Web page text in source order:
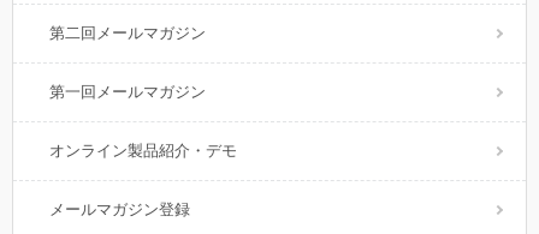
第二回メールマガジン
第一回メールマガジン
オンライン製品紹介・デモ
メールマガジン登録